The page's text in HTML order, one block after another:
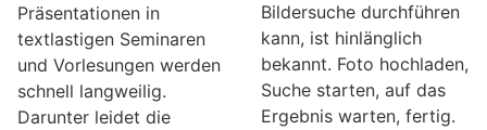
Präsentationen in
textlastigen Seminaren
und Vorlesungen werden
schnell langweilig.
Darunter leidet die
Bildersuche durchführen
kann, ist hinlänglich
bekannt. Foto hochladen,
Suche starten, auf das
Ergebnis warten, fertig.